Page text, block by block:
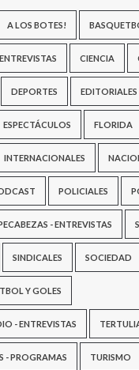
A LOS BOTES!
CIENCIA
DEPORTES EDITORIALES
ESPECTÁCULOS FLORIDA
INTERNACIONALES
POLICIALES
- ENTREVISTAS
SINDICALES SOCIEDAD
Y GOLES
- ENTREVISTAS
- PROGRAMAS TURISMO